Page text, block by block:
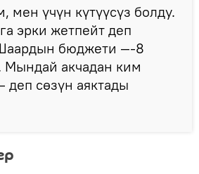
мен үчүн күтүүсүз болду.
эрки жетпейт деп
бюджети —-8
акчадан ким
деп сөзүн аяктады